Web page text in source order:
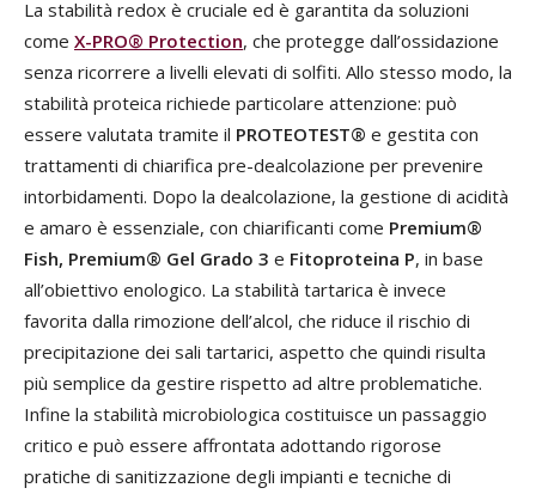
La stabilità redox è cruciale ed è garantita da soluzioni
come X-PRO® Protection, che protegge dall’ossidazione
senza ricorrere a livelli elevati di solfiti. Allo stesso modo, la
stabilità proteica richiede particolare attenzione: può
essere valutata tramite il PROTEOTEST® e gestita con
trattamenti di chiarifica pre-dealcolazione per prevenire
intorbidamenti. Dopo la dealcolazione, la gestione di acidità
e amaro è essenziale, con chiarificanti come Premium®
Fish, Premium® Gel Grado 3 e Fitoproteina P, in base
all’obiettivo enologico. La stabilità tartarica è invece
favorita dalla rimozione dell’alcol, che riduce il rischio di
precipitazione dei sali tartarici, aspetto che quindi risulta
più semplice da gestire rispetto ad altre problematiche.
Infine la stabilità microbiologica costituisce un passaggio
critico e può essere affrontata adottando rigorose
pratiche di sanitizzazione degli impianti e tecniche di